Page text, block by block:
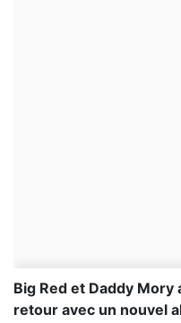
Big Red et Daddy Mory
retour avec un nouvel